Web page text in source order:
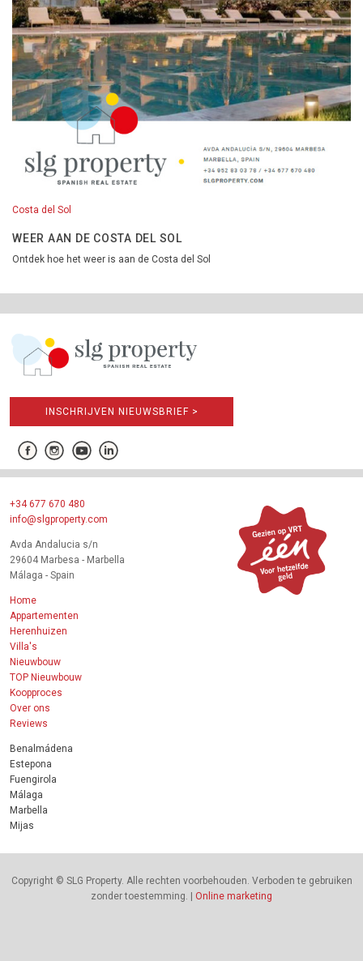
Costa del Sol
WEER AAN DE COSTA DEL SOL
Ontdek hoe het weer is aan de Costa del Sol
INSCHRIJVEN NIEUWSBRIEF >
+34 677 670 480
info@slgproperty.com
Avda Andalucia s/n
29604 Marbesa - Marbella
Málaga - Spain
Home
Appartementen
Herenhuizen
Villa's
Nieuwbouw
TOP Nieuwbouw
Koopproces
Over ons
Reviews
Benalmádena
Estepona
Fuengirola
Málaga
Marbella
Mijas
Copyright © SLG Property. Alle rechten voorbehouden. Verboden te gebruiken
zonder toestemming. | Online marketing